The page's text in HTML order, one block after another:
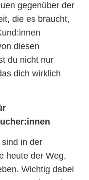
gegenüber der
die es braucht,
diesen
du nicht nur
dich wirklich
in der
heute der Weg,
Wichtig dabei